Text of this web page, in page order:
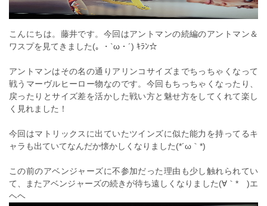
こんにちは。藤井です。今回はアントマンの続編のアントマン＆
ワスプを見てきました(｡ ・`ω・´) ｷﾗﾝ☆
アントマンはその名の通りアリンコサイズまでちっちゃくなって
戦うマーヴルヒーロー物なのです。今回もちっちゃくなったり、
戻ったりとサイズ差を活かした戦い方と魅せ方をしてくれて楽し
く見れました！
今回はマトリックスに出ていたツインズに似た能力を持ってるキ
ャラも出ていてなんだか懐かしくなりました(*´ω｀*)
この前のアベンジャーズに不参加だった理由も少し触れられてい
て、またアベンジャーズの続きが待ち遠しくなりました(∀｀*ゞ)エ
ヘヘ